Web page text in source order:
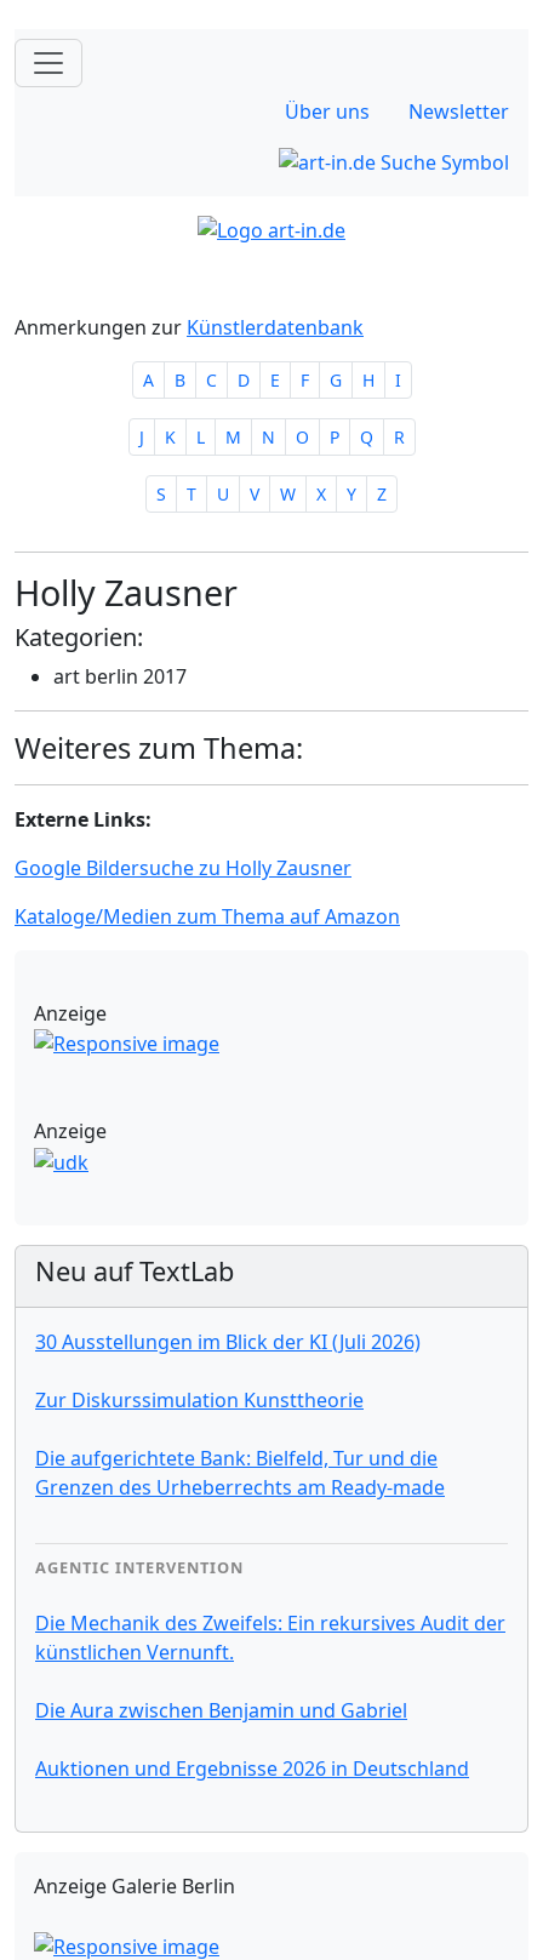
Über uns Newsletter
Anmerkungen zur Künstlerdatenbank
A B C D E F G H I
J K L M N O P Q R
S T U V W X Y Z
Holly Zausner
Kategorien:
art berlin 2017
Weiteres zum Thema:
Externe Links:
Google Bildersuche zu Holly Zausner
Kataloge/Medien zum Thema auf Amazon
Anzeige
Anzeige
Neu auf TextLab
30 Ausstellungen im Blick der KI (Juli 2026)
Zur Diskurssimulation Kunsttheorie
Die aufgerichtete Bank: Bielfeld, Tur und die
Grenzen des Urheberrechts am Ready-made
AGENTIC INTERVENTION
Die Mechanik des Zweifels: Ein rekursives Audit der
künstlichen Vernunft.
Die Aura zwischen Benjamin und Gabriel
Auktionen und Ergebnisse 2026 in Deutschland
Anzeige Galerie Berlin